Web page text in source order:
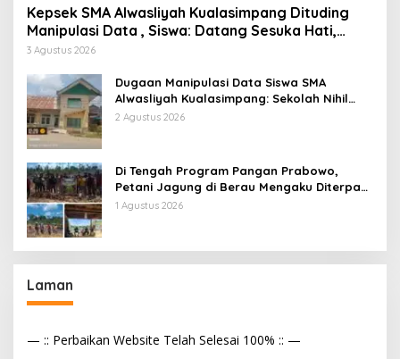
Kepsek SMA Alwasliyah Kualasimpang Dituding
Manipulasi Data , Siswa: Datang Sesuka Hati,
Dana MBG Disalurkan ke Guru & Pesantren
3 Agustus 2026
Dugaan Manipulasi Data Siswa SMA
Alwasliyah Kualasimpang: Sekolah Nihil
Murid Tapi Terima Dana BOS & Paket
2 Agustus 2026
Di Tengah Program Pangan Prabowo,
Petani Jagung di Berau Mengaku Diterpa
Tekanan Aparat
1 Agustus 2026
Laman
— :: Perbaikan Website Telah Selesai 100% :: —